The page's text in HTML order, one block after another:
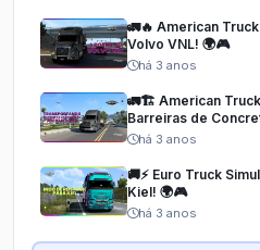
🚛🔥 American
Volvo VNL! 🌍🎮
há 3 anos
🚛🏗️ American
Barreiras de
há 3 anos
🚚⚡ Euro Truck
Kiel! 🌍🎮
há 3 anos